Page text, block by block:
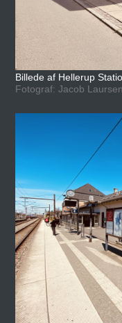
Billede af Hellerup
Fotograf: Jacob